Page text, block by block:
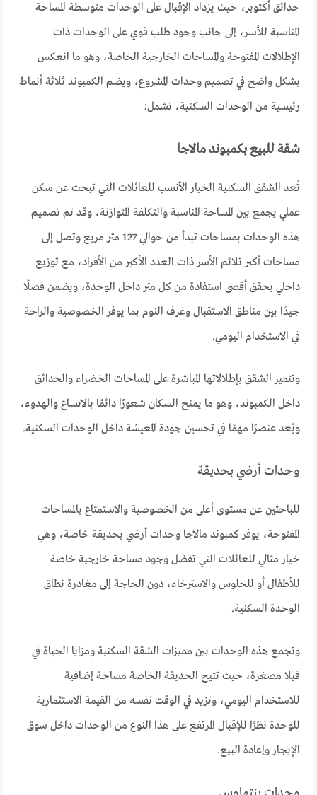
حدائق أكتوبر، حيث يزداد الإقبال على الوحدات متوسطة المساحة
المناسبة للأسر، إلى جانب وجود طلب قوي على الوحدات ذات
الإطلالات المفتوحة والمساحات الخارجية الخاصة، وهو ما انعكس
بشكل واضح في تصميم وحدات المشروع، ويضم الكمبوند ثلاثة أنماط
رئيسية من الوحدات السكنية، تشمل:
شقة للبيع بكمبوند مالاجا
تُعد الشقق السكنية الخيار الأنسب للعائلات التي تبحث عن سكن
عملي يجمع بين المساحة المناسبة والتكلفة المتوازنة، وقد تم تصميم
هذه الوحدات بمساحات تبدأ من حوالي 127 متر مربع وتصل إلى
مساحات أكبر تلائم الأسر ذات العدد الأكبر من الأفراد، مع توزيع
داخلي يحقق أقصى استفادة من كل متر داخل الوحدة، ويضمن فصلًا
جيدًا بين مناطق الاستقبال وغرف النوم بما يوفر الخصوصية والراحة
في الاستخدام اليومي.
وتتميز الشقق بإطلالاتها المباشرة على المساحات الخضراء والحدائق
داخل الكمبوند، وهو ما يمنح السكان شعورًا دائمًا بالاتساع والهدوء،
ويُعد عنصرًا مهمًا في تحسين جودة المعيشة داخل الوحدات السكنية.
وحدات أرضي بحديقة
للباحثين عن مستوى أعلى من الخصوصية والاستمتاع بالمساحات
المفتوحة، يوفر كمبوند مالاجا وحدات أرضي بحديقة خاصة، وهي
خيار مثالي للعائلات التي تفضل وجود مساحة خارجية خاصة
للأطفال أو للجلوس والاسترخاء، دون الحاجة إلى مغادرة نطاق
الوحدة السكنية.
وتجمع هذه الوحدات بين مميزات الشقة السكنية ومزايا الحياة في
فيلا مصغرة، حيث تتيح الحديقة الخاصة مساحة إضافية
للاستخدام اليومي، وتزيد في الوقت نفسه من القيمة الاستثمارية
للوحدة نظرًا للإقبال المرتفع على هذا النوع من الوحدات داخل سوق
الإيجار وإعادة البيع.